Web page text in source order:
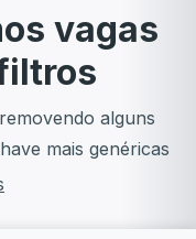
vagas
alguns
mais genéricas